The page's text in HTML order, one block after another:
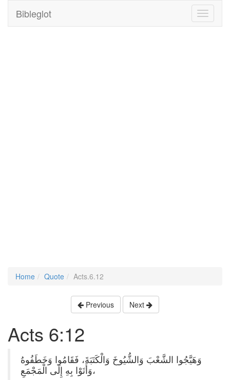
Toggle
Bibleglot
Home Quote Acts.6.12
Previous Next
Acts 6:12
وَهَيَّجُوا الشَّعْبَ وَالشُّيُوخَ وَالْكَتَبَةَ، فَقَامُوا وَخَطَفُوهُ
وَأَتَوْا بِهِ إِلَى الْمَجْمَعِ،